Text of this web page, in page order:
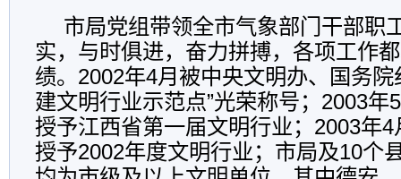
市局党组带领全市气象部门干部职
实，与时俱进，奋力拼搏，各项工作
绩。2002年4月被中央文明办、国务院
建文明行业示范点”光荣称号；2003年
授予江西省第一届文明行业；2003年
授予2002年度文明行业；市局及10个